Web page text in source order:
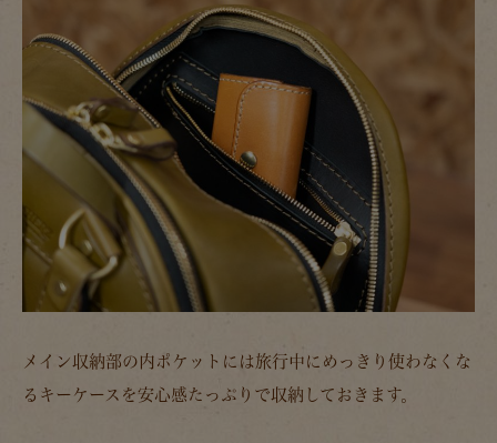
メイン収納部の内ポケットには旅行中にめっきり使わなくな
るキーケースを安心感たっぷりで収納しておきます。